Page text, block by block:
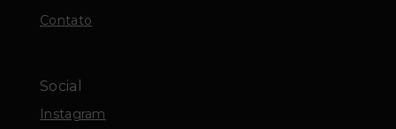
Contato
Social
Instagram